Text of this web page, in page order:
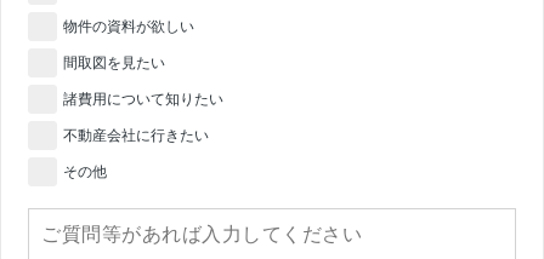
物件の資料が欲しい
間取図を見たい
諸費用について知りたい
不動産会社に行きたい
その他